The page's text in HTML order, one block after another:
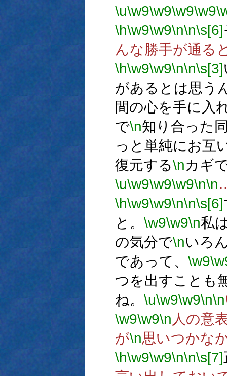
\u\w9\w9\w9\w9
\h\w9\w9\n\n\s[6]
んな勝手が通る
\h\w9\w9\n\n\s[3]
があるとは思う
間の心を手に入
で\n知り合った
っと単純にお互
復元する\nカギ
\u\w9\w9\w9\n\n
\h\w9\w9\n\n\s[6]
と。 \w9\w9\n私
の気分で\nいろ
であって、 \w9
つを出すことも
ね。 \u\w9\w9\n\n
\w9\w9\n 人の意
が\n思いつかな
\h\w9\w9\n\n\s[7]